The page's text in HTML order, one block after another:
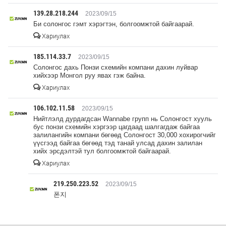
139.28.218.244 2023/09/15
Би солонгос гэмт хэрэгтэн, болгоомжтой байгаарай.
Хариулах
185.114.33.7 2023/09/15
Солонгос дахь Понзи схемийн компани дахин луйвар
хийхээр Монгол руу явах гэж байна.
Хариулах
106.102.11.58 2023/09/15
Нийтлэлд дурдагдсан Wannabe групп нь Солонгост хууль
бус понзи схемийн хэргээр цагдаад шалгагдаж байгаа
залилангийн компани бөгөөд Солонгост 30,000 хохирогчийг
үүсгээд байгаа бөгөөд тэд танай улсад дахин залилан
хийх эрсдэлтэй тул болгоомжтой байгаарай.
Хариулах
219.250.223.52 2023/09/15
폰지